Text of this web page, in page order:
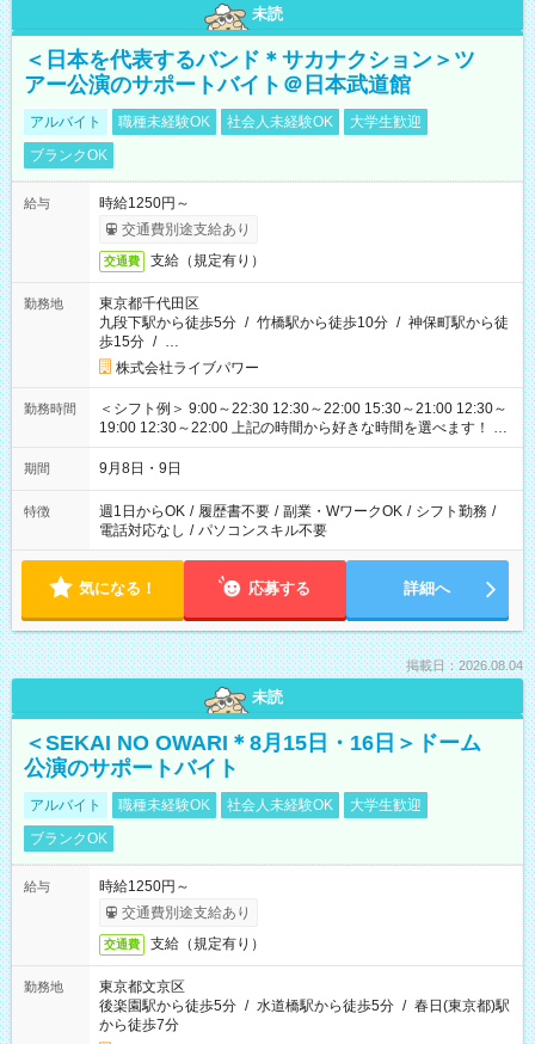
未読
＜日本を代表するバンド＊サカナクション＞ツ
アー公演のサポートバイト＠日本武道館
アルバイト 職種未経験OK 社会人未経験OK
大学生歓迎
ブランクOK
給与
時給1250円～
交通費別途支給あり
交通費 支給（規定有り）
勤務地
東京都千代田区
九段下駅から徒歩5分 / 竹橋駅から徒歩10分 / 神保町駅から徒
歩15分 / …
株式会社ライブパワー
勤務時間
＜シフト例＞ 9:00～22:30 12:30～22:00 15:30～21:00 12:30～
19:00 12:30～22:00 上記の時間から好きな時間を選べます！ ※
時間は変更となる可能性があります
期間 9月8日・9日
特徴 週1日からOK / 履歴書不要 / 副業・WワークOK / シフト勤務 /
電話対応なし / パソコンスキル不要
気になる！ 応募する 詳細へ
掲載日：2026.08.04
未読
＜SEKAI NO OWARI＊8月15日・16日＞ドーム
公演のサポートバイト
アルバイト 職種未経験OK 社会人未経験OK
大学生歓迎
ブランクOK
給与
時給1250円～
交通費別途支給あり
交通費 支給（規定有り）
勤務地
東京都文京区
後楽園駅から徒歩5分 / 水道橋駅から徒歩5分 / 春日(東京都)駅
から徒歩7分